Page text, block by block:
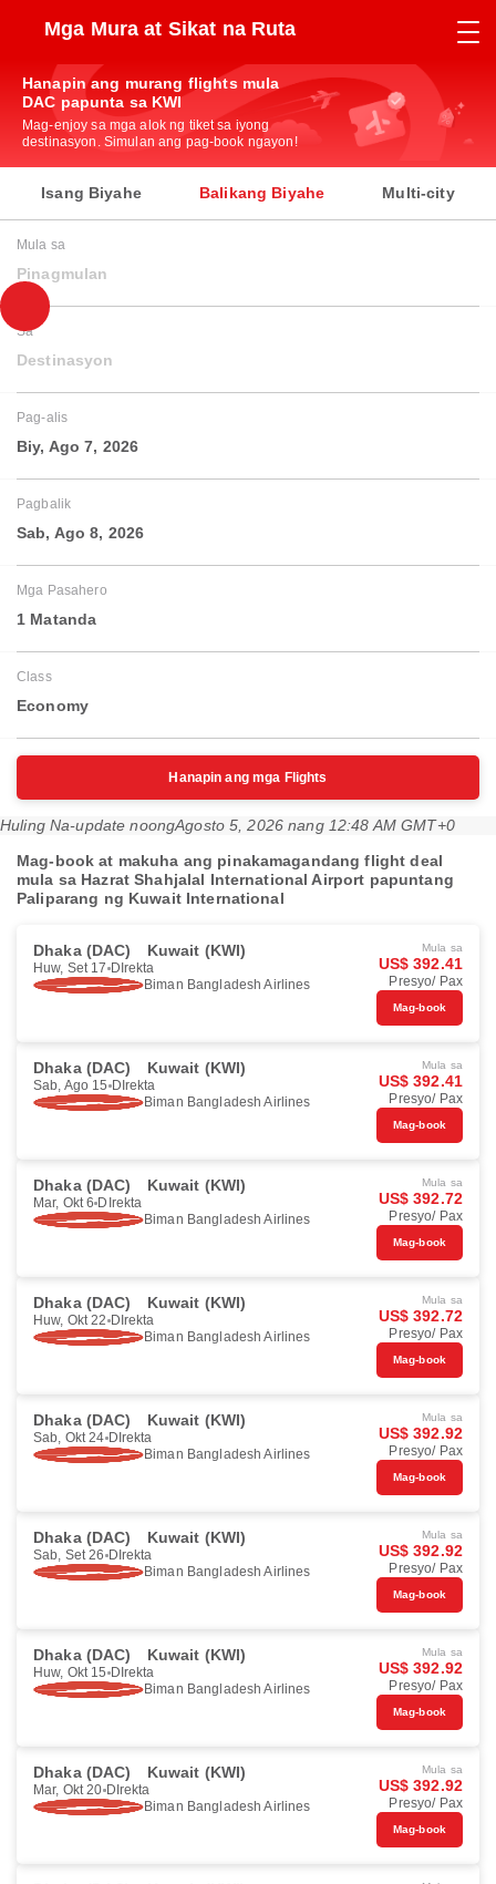
Mga Mura at Sikat na Ruta
Hanapin ang murang flights mula
DAC papunta sa KWI
Mag-enjoy sa mga alok ng tiket sa iyong
destinasyon. Simulan ang pag-book ngayon!
Isang Biyahe Balikang Biyahe Multi-city
Mula sa
Pinagmulan
Sa
Destinasyon
Pag-alis
Biy, Ago 7, 2026
Pagbalik
Sab, Ago 8, 2026
Mga Pasahero
1 Matanda
Class
Economy
Hanapin ang mga Flights
Huling Na-update noongAgosto 5, 2026 nang 12:48 AM GMT+0
Mag-book at makuha ang pinakamagandang flight deal
mula sa Hazrat Shahjalal International Airport papuntang
Paliparang ng Kuwait International
Dhaka (DAC) Kuwait (KWI)
Huw, Set 17 DIrekta
Biman Bangladesh Airlines
Mula sa
US$ 392.41
Presyo/ Pax
Mag-book
Dhaka (DAC) Kuwait (KWI)
Sab, Ago 15 DIrekta
Biman Bangladesh Airlines
Mula sa
US$ 392.41
Presyo/ Pax
Mag-book
Dhaka (DAC) Kuwait (KWI)
Mar, Okt 6 DIrekta
Biman Bangladesh Airlines
Mula sa
US$ 392.72
Presyo/ Pax
Mag-book
Dhaka (DAC) Kuwait (KWI)
Huw, Okt 22 DIrekta
Biman Bangladesh Airlines
Mula sa
US$ 392.72
Presyo/ Pax
Mag-book
Dhaka (DAC) Kuwait (KWI)
Sab, Okt 24 DIrekta
Biman Bangladesh Airlines
Mula sa
US$ 392.92
Presyo/ Pax
Mag-book
Dhaka (DAC) Kuwait (KWI)
Sab, Set 26 DIrekta
Biman Bangladesh Airlines
Mula sa
US$ 392.92
Presyo/ Pax
Mag-book
Dhaka (DAC) Kuwait (KWI)
Huw, Okt 15 DIrekta
Biman Bangladesh Airlines
Mula sa
US$ 392.92
Presyo/ Pax
Mag-book
Dhaka (DAC) Kuwait (KWI)
Mar, Okt 20 DIrekta
Biman Bangladesh Airlines
Mula sa
US$ 392.92
Presyo/ Pax
Mag-book